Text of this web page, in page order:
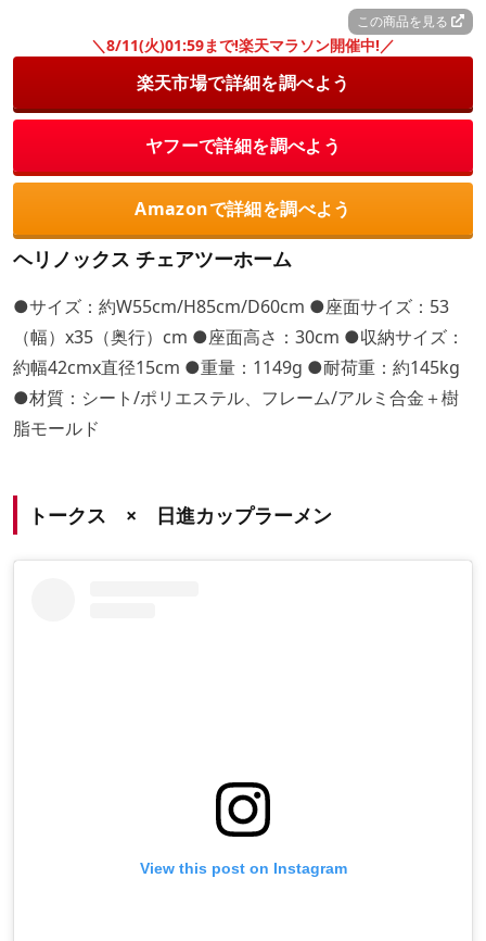
この商品を見る
＼8/11(火)01:59まで!楽天マラソン開催中!／
楽天市場で詳細を調べよう
ヤフーで詳細を調べよう
Amazonで詳細を調べよう
ヘリノックス チェアツーホーム
●サイズ：約W55cm/H85cm/D60cm ●座面サイズ：53
（幅）x35（奥行）cm ●座面高さ：30cm ●収納サイズ：
約幅42cmx直径15cm ●重量：1149g ●耐荷重：約145kg
●材質：シート/ポリエステル、フレーム/アルミ合金＋樹
脂モールド
トークス × 日進カップラーメン
View this post on Instagram